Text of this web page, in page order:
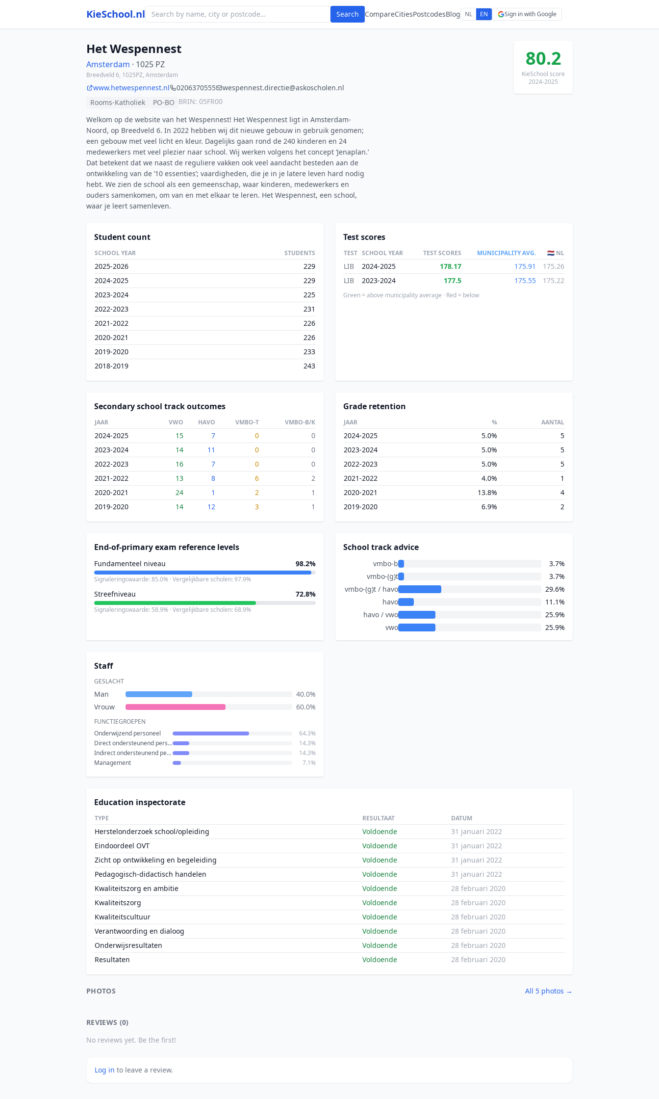
KieSchool.nl Search CompareCitiesPostcodesBlog NL EN Sign in with Google
Het Wespennest
Amsterdam · 1025 PZ
Breedveld 6, 1025PZ, Amsterdam
www.hetwespennest.nl 0206370555
wespennest.directie@askoscholen.nl
Rooms-Katholiek
PO-BO BRIN: 05FR00
Welkom op de website van het Wespennest! Het Wespennest ligt in Amsterdam-
Noord, op Breedveld 6. In 2022 hebben wij dit nieuwe gebouw in gebruik genomen;
een gebouw met veel licht en kleur. Dagelijks gaan rond de 240 kinderen en 24
medewerkers met veel plezier naar school. Wij werken volgens het concept ‘Jenaplan.’
Dat betekent dat we naast de reguliere vakken ook veel aandacht besteden aan de
ontwikkeling van de ’10 essenties’; vaardigheden, die je in je latere leven hard nodig
hebt. We zien de school als een gemeenschap, waar kinderen, medewerkers en
ouders samenkomen, om van en met elkaar te leren. Het Wespennest, een school,
waar je leert samenleven.
80.2
KieSchool score
2024-2025
Student count
SCHOOL YEAR STUDENTS
2025-2026
229
2024-2025
229
2023-2024
225
2022-2023
231
2021-2022
226
2020-2021
226
2019-2020
233
2018-2019
243
Test scores
TEST SCHOOL YEAR TEST SCORES MUNICIPALITY AVG. 🇳🇱 NL
LIB 2024-2025 178.17 175.91
175.26
LIB
2023-2024 177.5 175.55 175.22
Green = above municipality average · Red = below
Secondary school track outcomes
JAAR VWO HAVO VMBO-T VMBO-B/K
2024-2025 15 7 0
0
2023-2024
14 11 0
0
2022-2023
16 7 0
0
2021-2022
13 8 6
2
2020-2021
24 1 2
1
2019-2020
14 12 3 1
Grade retention
JAAR % AANTAL
2024-2025 5.0%
5
2023-2024
5.0%
5
2022-2023
5.0%
5
2021-2022
4.0%
1
2020-2021
13.8%
4
2019-2020
6.9% 2
End-of-primary exam reference levels
Fundamenteel niveau 98.2%
Signaleringswaarde: 85.0% · Vergelijkbare scholen: 97.9%
Streefniveau 72.8%
Signaleringswaarde: 58.9% · Vergelijkbare scholen: 68.9%
School track advice
vmbo-b
3.7%
vmbo-(g)t
3.7%
vmbo-(g)t / havo
29.6%
havo
11.1%
havo / vwo
25.9%
vwo
25.9%
Staff
GESLACHT
Man
40.0%
Vrouw
60.0%
FUNCTIEGROEPEN
Onderwijzend personeel
64.3%
Direct ondersteunend personeel
14.3%
Indirect ondersteunend personeel
14.3%
Management
7.1%
Education inspectorate
TYPE RESULTAAT DATUM
Herstelonderzoek school/opleiding Voldoende
31 januari 2022
Eindoordeel OVT
Voldoende
31 januari 2022
Zicht op ontwikkeling en begeleiding
Voldoende
31 januari 2022
Pedagogisch-didactisch handelen
Voldoende
31 januari 2022
Kwaliteitszorg en ambitie
Voldoende
28 februari 2020
Kwaliteitszorg
Voldoende
28 februari 2020
Kwaliteitscultuur
Voldoende
28 februari 2020
Verantwoording en dialoog
Voldoende
28 februari 2020
Onderwijsresultaten
Voldoende
28 februari 2020
Resultaten
Voldoende 28 februari 2020
PHOTOS All 5 photos →
REVIEWS (0)
No reviews yet. Be the first!
Log in to leave a review.